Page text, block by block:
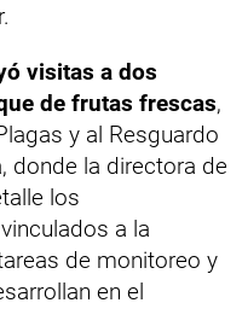
visitas a dos
de frutas frescas,
y al Resguardo
donde la directora de
los
a la
de monitoreo y
en el